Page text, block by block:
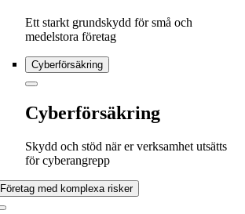
Ett starkt grundskydd för små och
medelstora företag
Cyberförsäkring
Cyberförsäkring
Skydd och stöd när er verksamhet utsätts
för cyberangrepp
Företag med komplexa risker